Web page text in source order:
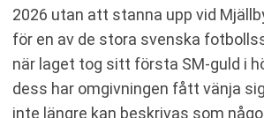
2026 utan att stanna upp vid
för en av de stora svenska
när laget tog sitt första SM-guld i
dess har omgivningen fått vänja
inte längre kan beskrivas som